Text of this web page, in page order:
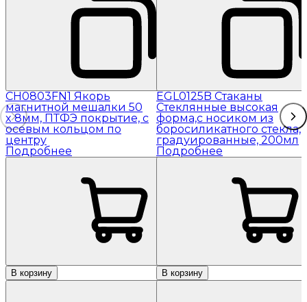
CH0803FN1 Якорь
магнитной мешалки 50
x 8мм, ПТФЭ покрытие, с
осевым кольцом по
центру
Подробнее
В корзину
EGL0125B Стаканы
Стеклянные высокая
форма,с носиком из
боросиликатного стекла,
градуированные, 200мл
Подробнее
В корзину